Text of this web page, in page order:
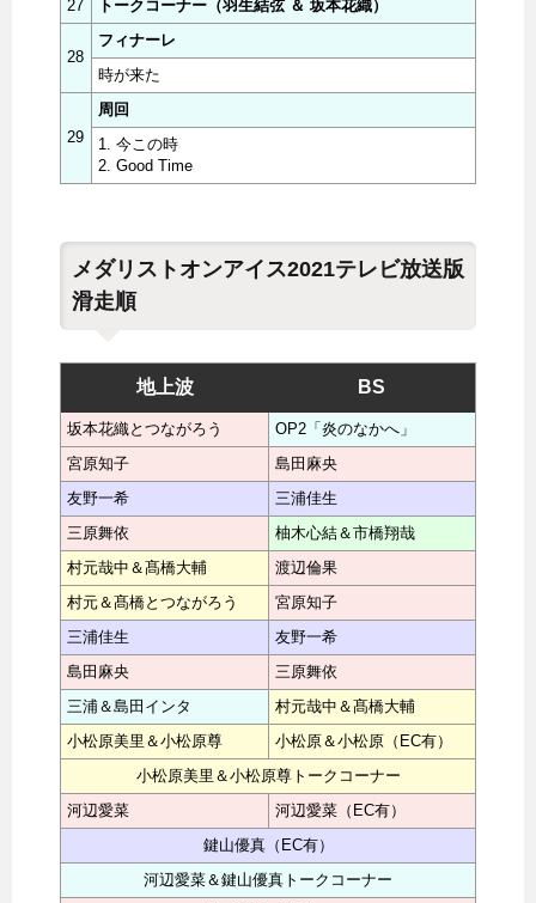
27 トークコーナー（羽生結弦 ＆ 坂本花織）
28
フィナーレ
時が来た
29
周回
1. 今この時
2. Good Time
メダリストオンアイス2021テレビ放送版
滑走順
地上波 BS
坂本花織とつながろう
OP2「炎のなかへ」
宮原知子
島田麻央
友野一希
三浦佳生
三原舞依
柚木心結＆市橋翔哉
村元哉中＆髙橋大輔
渡辺倫果
村元＆髙橋とつながろう
宮原知子
三浦佳生
友野一希
島田麻央
三原舞依
三浦＆島田インタ
村元哉中＆髙橋大輔
小松原美里＆小松原尊
小松原＆小松原（EC有）
小松原美里＆小松原尊トークコーナー
河辺愛菜
河辺愛菜（EC有）
鍵山優真（EC有）
河辺愛菜＆鍵山優真トークコーナー